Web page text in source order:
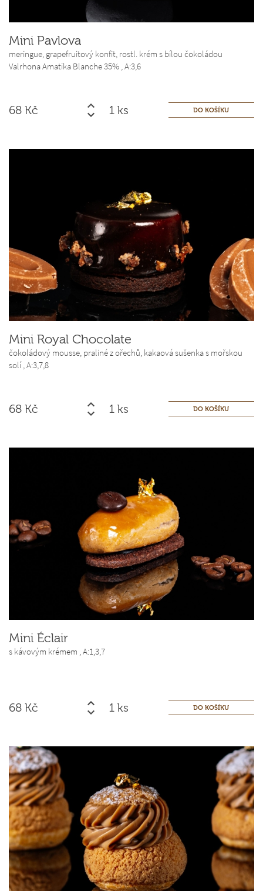
Mini Pavlova
meringue, grapefruitový konfit, rostl. krém s bílou čokoládou
Valrhona Amatika Blanche 35% ,A:3,6
68 Kč ks
Mini Royal Chocolate
čokoládový mousse, praliné z ořechů, kakaová sušenka s mořskou
solí ,A:3,7,8
68 Kč ks
Mini Éclair
s kávovým krémem ,A:1,3,7
68 Kč ks